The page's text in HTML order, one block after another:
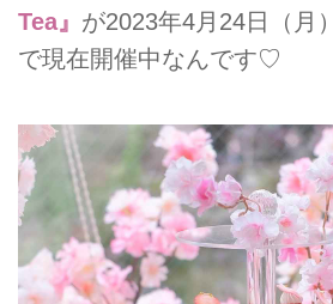
Tea』 が2023年4月24日（月
で現在開催中なんです♡